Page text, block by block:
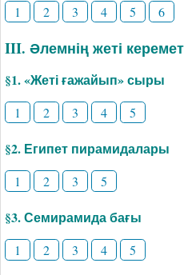
1 2 3 4 5 6
III. Әлемнің жеті
§1. «­Жеті ғажайып» сыры
1 2 3 4 5
§2. Египет пирамидалары
1 2 3 5
§3. Семирамида бағы
1 2 3 4 5